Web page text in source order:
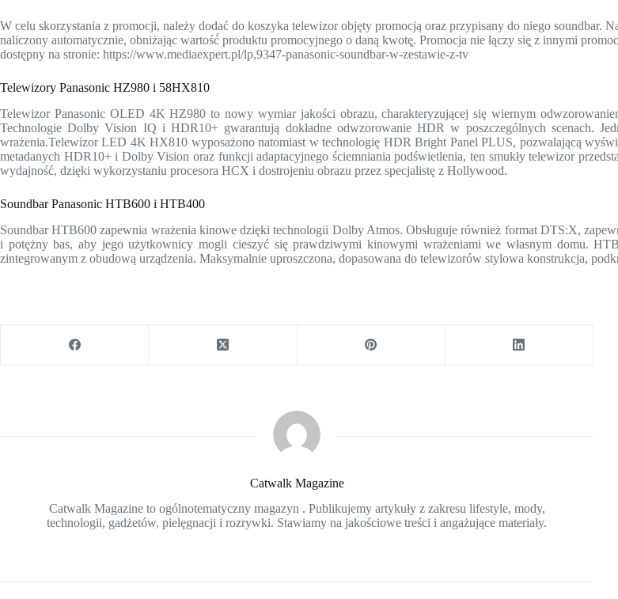
W celu skorzystania z promocji, należy dodać do koszyka telewizor objęty promocją oraz przypisany do niego soundbar.
naliczony automatycznie, obniżając wartość́ produktu promocyjnego o daną kwotę̨. Promocja nie łączy się̨ z innymi
dostępny na stronie: https://www.mediaexpert.pl/lp,9347-panasonic-soundbar-w-zestawie-z-tv
Telewizory Panasonic HZ980 i 58HX810
Telewizor Panasonic OLED 4K HZ980 to nowy wymiar jakości obrazu, charakteryzującej się wiernym
Technologie Dolby Vision IQ i HDR10+ gwarantują dokładne odwzorowanie HDR w poszczególnych scenach.
wrażenia.Telewizor LED 4K HX810 wyposażono natomiast w technologię HDR Bright Panel PLUS, pozwalającą
metadanych HDR10+ i Dolby Vision oraz funkcji adaptacyjnego ściemniania podświetlenia, ten smukły telewizor
wydajność, dzięki wykorzystaniu procesora HCX i dostrojeniu obrazu przez specjalistę z Hollywood.
Soundbar Panasonic HTB600 i HTB400
Soundbar HTB600 zapewnia wrażenia kinowe dzięki technologii Dolby Atmos. Obsługuje również format DTS:X,
i potężny bas, aby jego użytkownicy mogli cieszyć się prawdziwymi kinowymi wrażeniami we własnym domu.
zintegrowanym z obudową urządzenia. Maksymalnie uproszczona, dopasowana do telewizorów stylowa konstrukcja,
Catwalk Magazine
Catwalk Magazine to ogólnotematyczny magazyn . Publikujemy artykuły z zakresu lifestyle, mody,
technologii, gadżetów, pielęgnacji i rozrywki. Stawiamy na jakościowe treści i angażujące materiały.